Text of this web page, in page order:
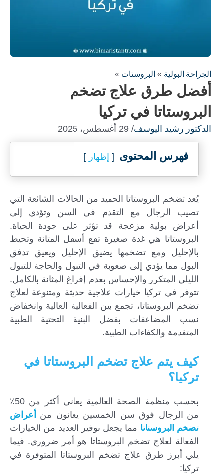
الجراحة البولية » البروستات »
أفضل طرق علاج تضخم
البروستاتا في تركيا
الدكتور رشيد اليوسف/ 29 أغسطس، 2025
فهرس المحتوى إظهار
يُعد تضخم البروستاتا الحميد من الحالات الشائعة التي
تصيب الرجال مع التقدم في السن وتؤدي إلى
أعراض بولية مزعجة قد تؤثر على جودة الحياة.
البروستاتا هي غدة صغيرة تقع أسفل المثانة وتحيط
بالإحليل ومع تضخمها يضيق الإحليل ويعيق تدفق
البول مما يؤدي إلى صعوبة في التبول والحاجة للتبول
الليلي المتكرر والإحساس بعدم إفراغ المثانة بالكامل.
تتوفر في تركيا خيارات علاجية حديثة ومتنوعة لعلاج
تضخم البروستاتا، تجمع بين الفعالية العالية وانخفاض
نسب المضاعفات بفضل البنية التحتية الطبية
المتقدمة والكفاءات الطبية.
كيف يتم علاج تضخم البروستاتا في
تركيا؟
بحسب منظمة الصحة العالمية يعاني أكثر من 50٪
من الرجال فوق سن الخمسين يعانون من
أعراض
تضخم البروستاتا مما يجعل توفير العديد من الخيارات
الفعالة لعلاج تضخم البروستاتا هو أمر ضروري. فيما
يلي أبرز طرق علاج تضخم البروستاتا المتوفرة في
تركيا: